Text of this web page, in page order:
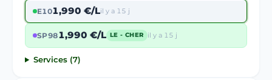
E101,990 €/Lil y a 15 j
SP981,990 €/L LE - CHER il y a 15 j
Services (7)